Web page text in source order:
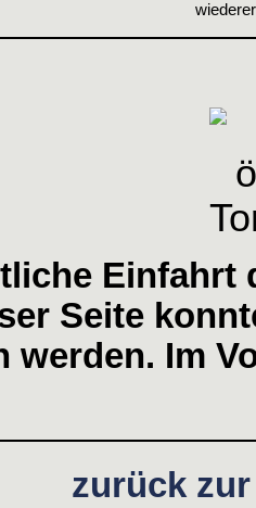
Einfahrt
Seite
werden. Im
zurück